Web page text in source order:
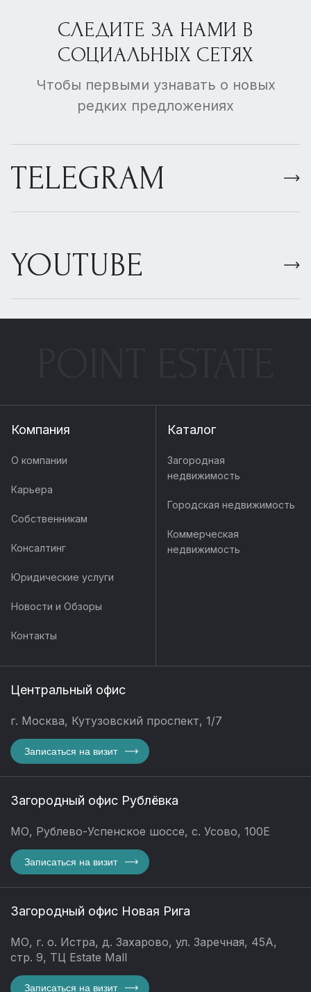
СЛЕДИТЕ ЗА НАМИ В
СОЦИАЛЬНЫХ СЕТЯХ
Чтобы первыми узнавать о новых
редких предложениях
TELEGRAM
YOUTUBE
Компания
О компании
Карьера
Собственникам
Консалтинг
Юридические услуги
Новости и Обзоры
Контакты
Каталог
Загородная
недвижимость
Городская недвижимость
Коммерческая
недвижимость
Центральный офис
г. Москва, Кутузовский проспект, 1/7
Записаться на визит
Загородный офис Рублёвка
МО, Рублево-Успенское шоссе, с. Усово, 100Е
Записаться на визит
Загородный офис Новая Рига
МО, г. о. Истра, д. Захарово, ул. Заречная, 45А,
стр. 9, ТЦ Estate Mall
Записаться на визит